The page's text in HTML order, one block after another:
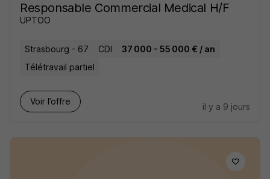
Responsable Commercial Medical H/F
UPTOO
Strasbourg - 67 CDI
37 000 - 55 000 € / an
Télétravail partiel
Voir l’offre
il y a 9 jours